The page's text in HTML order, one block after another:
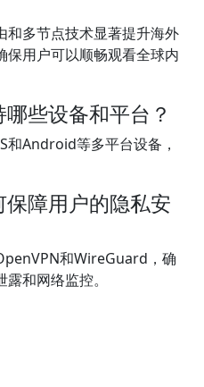
和多节点技术显著提升海外
保用户可以顺畅观看全球内
些设备和平台？
Android等多平台设备，
障用户的隐私安
和WireGuard，确
和网络监控。